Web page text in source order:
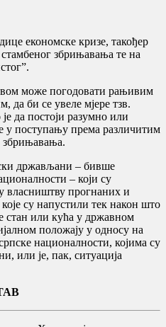
економске кризе, такођер
збрињавања те на
може погодовати рањивим
да би се увеле мјере тзв.
да постоји разумно или
у поступању према различитим
збрињавања.
држављани – бивше
– који су
власништву прогнаних и
су напустили тек након што
стан или кућа у државном
положају у односу на
националности, којима су
или је, пак, ситуација